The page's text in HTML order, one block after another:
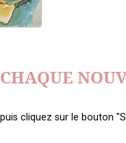
cliquez sur le bouton